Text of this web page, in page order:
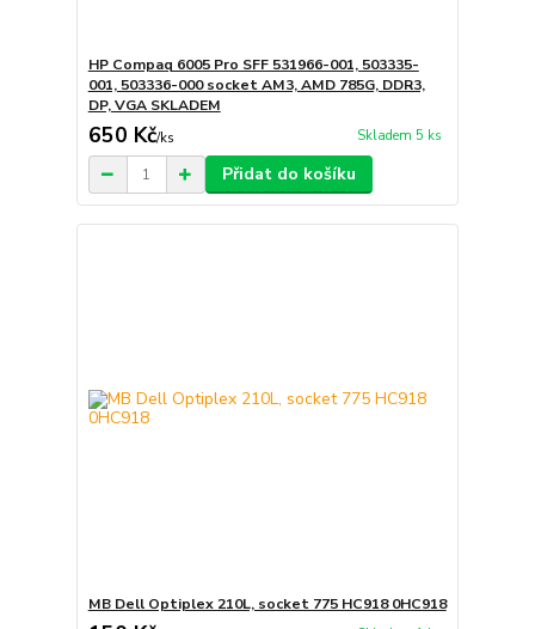
HP Compaq 6005 Pro SFF 531966-001, 503335-
001, 503336-000 socket AM3, AMD 785G, DDR3,
DP, VGA SKLADEM
650 Kč/ks Skladem 5 ks
Přidat do košíku
MB Dell Optiplex 210L, socket 775 HC918 0HC918